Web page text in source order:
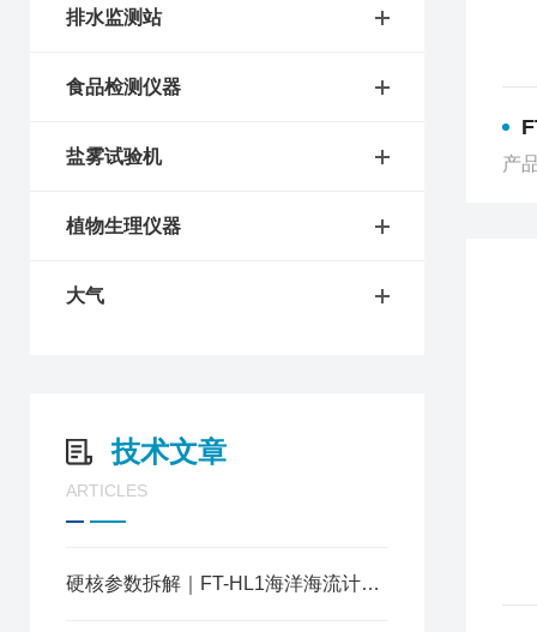
排水监测站
食品检测仪器
盐雾试验机
植物生理仪器
大气
技术文章
ARTICLES
硬核参数拆解｜FT-HL1海洋海流计凭什么成为深海水文监测优选？
产